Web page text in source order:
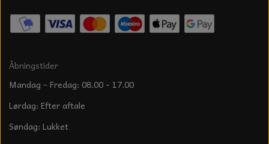
Åbningstider
Mandag - Fredag: 08.00 - 17.00
Lørdag: Efter aftale
Søndag: Lukket